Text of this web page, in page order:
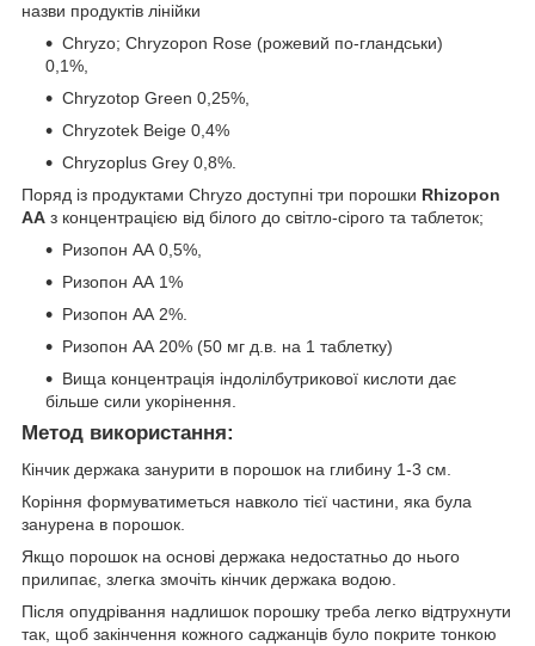
назви продуктів лінійки
Chryzo; Chryzopon Rose (рожевий по-гландськи)
0,1%,
Chryzotop Green 0,25%,
Chryzotek Beige 0,4%
Chryzoplus Grey 0,8%.
Поряд із продуктами Chryzo доступні три порошки Rhizopon
AA з концентрацією від білого до світло-сірого та таблеток;
Ризопон АА 0,5%,
Ризопон АА 1%
Ризопон АА 2%.
Ризопон АА 20% (50 мг д.в. на 1 таблетку)
Вища концентрація індолілбутрикової кислоти дає
більше сили укорінення.
Метод використання:
Кінчик держака занурити в порошок на глибину 1-3 см.
Коріння формуватиметься навколо тієї частини, яка була
занурена в порошок.
Якщо порошок на основі держака недостатньо до нього
прилипає, злегка змочіть кінчик держака водою.
Після опудрівання надлишок порошку треба легко відтрухнути
так, щоб закінчення кожного саджанців було покрите тонкою